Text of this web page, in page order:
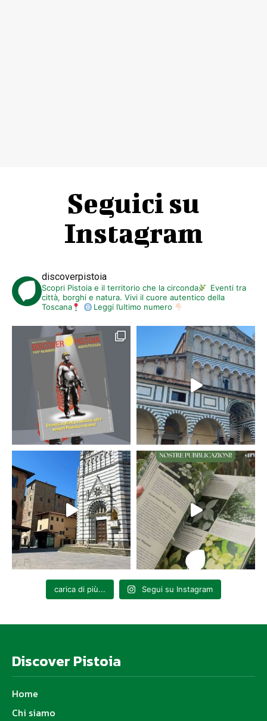
Seguici su
Instagram
discoverpistoia
Scopri Pistoia e il territorio che la circonda
Eventi tra
città, borghi e natura. Vivi il cuore autentico della
Toscana
Leggi l’ultimo numero
carica di più... Segui su Instagram
Discover Pistoia
Home
Chi siamo